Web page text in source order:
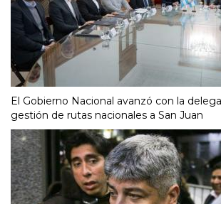
El Gobierno Nacional avanzó con la
gestión de rutas nacionales a San Juan